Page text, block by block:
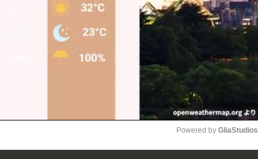
Powered by GliaStudios